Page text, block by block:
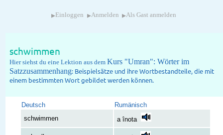
▸ Einloggen ▸Anmelden ▸Als Gast anmelden
schwimmen
Hier siehst du eine Lektion aus dem Kurs "Umran": Wörter im
Satzzusammenhang: Beispielsätze und ihre Wortbestandteile, die mit
einem bestimmten Wort gebildet werden können.
Deutsch
Rumänisch
schwimmen
a înota